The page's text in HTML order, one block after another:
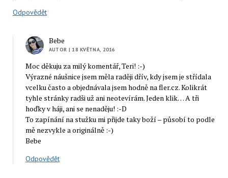
Odpovědět
Bebe
AUTOR | 18 KVĚTNA, 2016
Moc děkuju za milý komentář, Teri! :-)
Výrazné náušnice jsem měla raději dřív, kdy jsem je střídala
vcelku často a objednávala jsem hodně na fler.cz. Kolikrát
tyhle stránky radši už ani neotevírám. Jeden klik… A tři
hoďky v háji, ani se nenaděju! :-D
To zapínání na stužku mi přijde taky boží – působí to podle
mě nezvykle a originálně :-)
Bebe
Odpovědět